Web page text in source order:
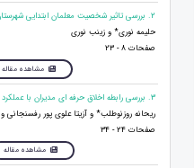
2. بررسی تاثیر شخصیت معلمان ابتدایی شهرستان رشتخوار بر خودکارآمدی آنان
حلیمه نوری* و زینب نوری
صفحات 8 - 23
مشاهده مقاله
3. بررسی رابطه اخلاق حرفه ای مدیران با عملکرد معلمان مدارس متوسطه پسرانه شهر تهران
ریحانه روزنوطلب* و آزیتا علوی پور
صفحات 24 - 34
مشاهده مقاله